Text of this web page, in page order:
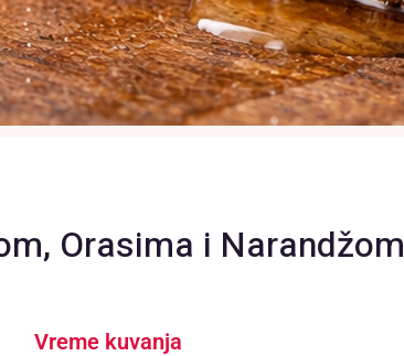
Orasima i Narandžom
Vreme kuvanja